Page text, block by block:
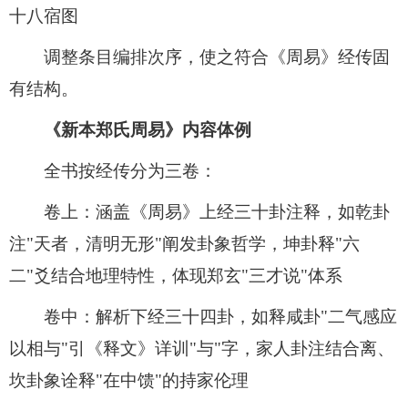
十八宿图
调整条目编排次序，使之符合《周易》经传固
有结构。
《新本郑氏周易》内容体例
全书按经传分为三卷：
卷上：涵盖《周易》上经三十卦注释，如乾卦
注"天者，清明无形"阐发卦象哲学，坤卦释"六
二"爻结合地理特性，体现郑玄"三才说"体系
卷中：解析下经三十四卦，如释咸卦"二气感应
以相与"引《释文》详训"与"字，家人卦注结合离、
坎卦象诠释"在中馈"的持家伦理